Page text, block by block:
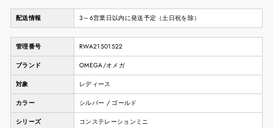
配送情報 3～6営業日以内に発送予定（土日祝を除）
管理番号 RWA21501522
ブランド OMEGA/オメガ
対象 レディース
カラー シルバー / ゴールド
シリーズ コンステレーションミニ